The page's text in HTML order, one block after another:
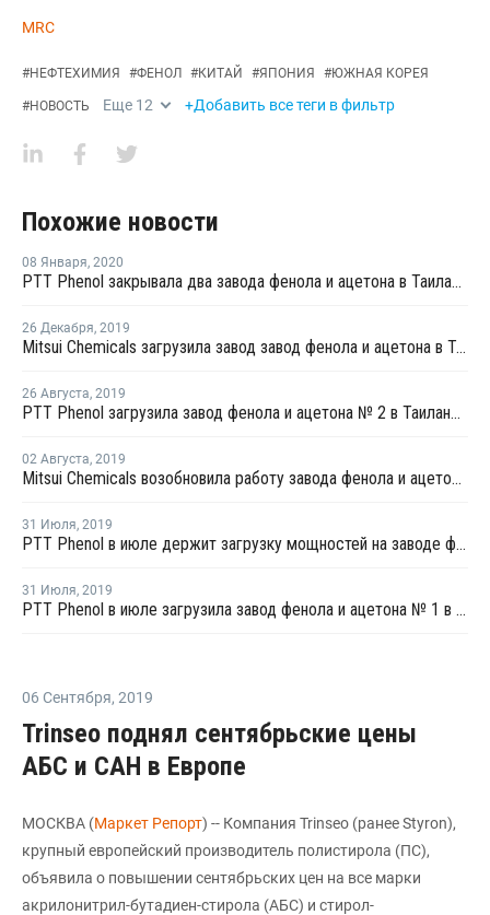
MRC
#НЕФТЕХИМИЯ #ФЕНОЛ #КИТАЙ #ЯПОНИЯ #ЮЖНАЯ КОРЕЯ
#НОВОСТЬ Еще 12 +Добавить все теги в фильтр
Похожие новости
08 Января, 2020
PTT Phenol закрывала два завода фенола и ацетона в Таиланде из-за отключения электронергии
26 Декабря, 2019
Mitsui Chemicals загрузила завод завод фенола и ацетона в Тибе на 80%
26 Августа, 2019
PTT Phenol загрузила завод фенола и ацетона № 2 в Таиланде на 70%
02 Августа, 2019
Mitsui Chemicals возобновила работу завода фенола и ацетона в Осаке после планового ремонта
31 Июля, 2019
PTT Phenol в июле держит загрузку мощностей на заводе фенола и ацетона № 2 в Таиланде на уровне 85%
31 Июля, 2019
PTT Phenol в июле загрузила завод фенола и ацетона № 1 в Таиланде на 85%
06 Сентября, 2019
Trinseo поднял сентябрьские цены
АБС и САН в Европе
МОСКВА (Маркет Репорт) -- Компания Trinseo (ранее Styron),
крупный европейский производитель полистирола (ПС),
объявила о повышении сентябрьских цен на все марки
акрилонитрил-бутадиен-стирола (АБС) и стирол-